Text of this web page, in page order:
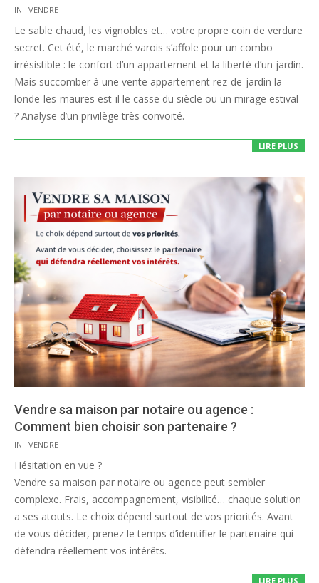
2026-
06-
20
IN: VENDRE
Le sable chaud, les vignobles et… votre propre coin de verdure
secret. Cet été, le marché varois s’affole pour un combo
irrésistible : le confort d’un appartement et la liberté d’un jardin.
Mais succomber à une vente appartement rez-de-jardin la
londe-les-maures est-il le casse du siècle ou un mirage estival
? Analyse d’un privilège très convoité.
LIRE PLUS
Vendre sa maison par notaire ou agence :
Comment bien choisir son partenaire ?
2026-
02-
27
IN: VENDRE
Hésitation en vue ?
Vendre sa maison par notaire ou agence peut sembler
complexe. Frais, accompagnement, visibilité… chaque solution
a ses atouts. Le choix dépend surtout de vos priorités. Avant
de vous décider, prenez le temps d’identifier le partenaire qui
défendra réellement vos intérêts.
LIRE PLUS